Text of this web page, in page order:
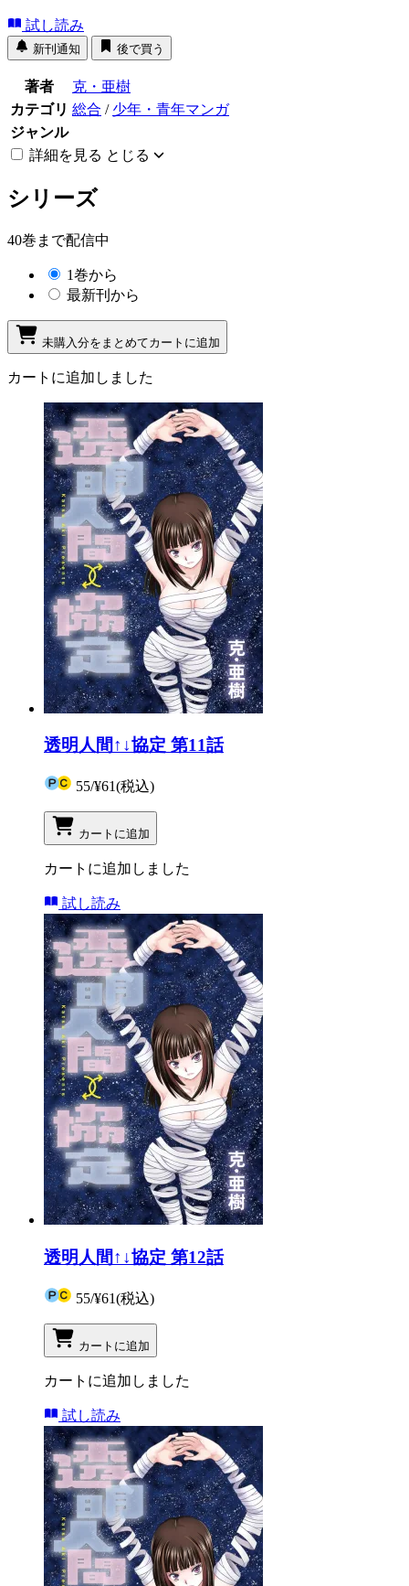
試し読み
新刊通知 後で買う
著者
克・亜樹
カテゴリ 総合 / 少年・青年マンガ
ジャンル
詳細を見る とじる
シリーズ
40巻まで配信中
1巻から
最新刊から
未購入分をまとめてカートに追加
カートに追加しました
透明人間↑↓協定 第11話
55/¥61(税込)
カートに追加
カートに追加しました
試し読み
透明人間↑↓協定 第12話
55/¥61(税込)
カートに追加
カートに追加しました
試し読み